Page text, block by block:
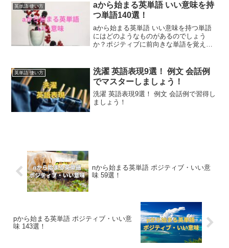
英単語 使い方
aから始まる英単語 いい意味を持
つ単語140選！
aから始まる英単語 いい意味を持つ単語
にはどのようなものがあるのでしょう
か？ポジティブに前向きな単語を覚えま
英単語 使い方
洗濯 英語表現9選！ 例文 会話例
でマスターしましょう！
洗濯 英語表現9選！ 例文 会話例で習得し
ましょう！
nから始まる英単語 ポジティブ・いい意
味 59選！
pから始まる英単語 ポジティブ・いい意
味 143選！